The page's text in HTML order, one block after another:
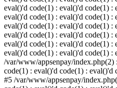
eval()'d code(1) : eval()'d code(1) :
eval()'d code(1) : eval()'d code(1)
eval()'d code(1) : eval()'d code(1) :
eval()'d code(1) : eval()'d code(1)
eval()'d code(1) : eval()'d code(1) :
eval()'d code(1) : eval()'d code(1) :
/var/www/appsenpay/index.php(2)
code(1) : eval()'d code(1) : eval()'d
#5 /var/www/appsenpay/